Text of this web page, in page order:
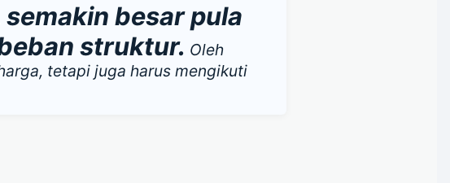
besar pula
struktur. Oleh
tetapi juga harus mengikuti